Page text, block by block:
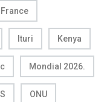
France
Ituri Kenya
Mondial 2026.
ONU